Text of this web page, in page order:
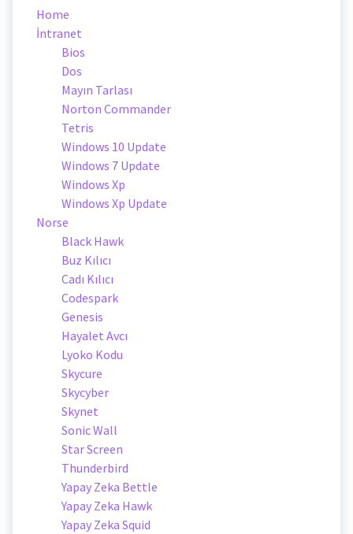
Home
İntranet
Bios
Dos
Mayın Tarlası
Norton Commander
Tetris
Windows 10 Update
Windows 7 Update
Windows Xp
Windows Xp Update
Norse
Black Hawk
Buz Kılıcı
Cadı Kılıcı
Codespark
Genesis
Hayalet Avcı
Lyoko Kodu
Skycure
Skycyber
Skynet
Sonic Wall
Star Screen
Thunderbird
Yapay Zeka Bettle
Yapay Zeka Hawk
Yapay Zeka Squid